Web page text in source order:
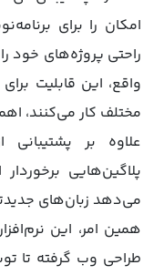
امکان را برای
راحتی پروژه‌های خود
واقع، این قابلیت
مختلف کار می‌کنند،
پلاگین‌هایی
می‌دهد زبان‌های
همین امر، این
طراحی وب گرفته تا